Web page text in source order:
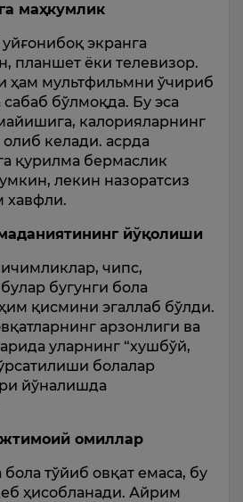
маҳкумлик
экранга
планшет ёки телевизор.
ҳам мультфильмни ўчириб
бўлмоқда. Бу эса
калорияларнинг
келади. асрда
қурилма бермаслик
лекин назоратсиз
хавфли.
йўқолиши
чипс,
бугунги бола
қисмини эгаллаб бўлди.
арзонлиги ва
уларнинг “хушбўй,
болалар
йўналишда
омиллар
тўйиб овқат емаса, бу
ҳисобланади. Айрим